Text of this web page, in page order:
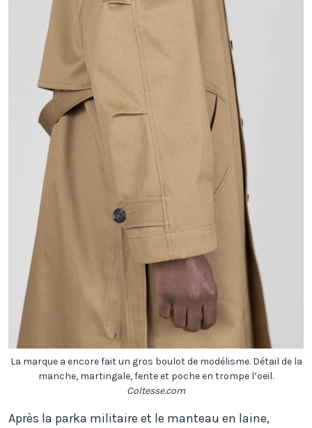
La marque a encore fait un gros boulot de modélisme. Détail de la
manche, martingale, fente et poche en trompe l’oeil.
Coltesse.com
Après la parka militaire et le manteau en laine,